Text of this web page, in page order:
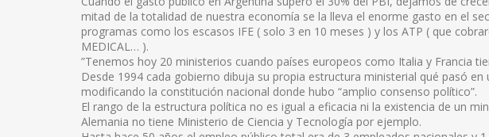
mitad de la totalidad de nuestra economía se la lleva el enorme gasto en el
programas como los escasos IFE ( solo 3 en 10 meses ) y los ATP ( que
MEDICAL… ).
”Tenemos hoy 20 ministerios cuando países europeos como Italia y Francia
Desde 1994 cada gobierno dibuja su propia estructura ministerial qué pasó
modificando la constitución nacional donde hubo “amplio consenso político”.
El rango de la estructura política no es igual a eficacia ni la existencia de un
Alemania no tiene Ministerio de Ciencia y Tecnología por ejemplo.